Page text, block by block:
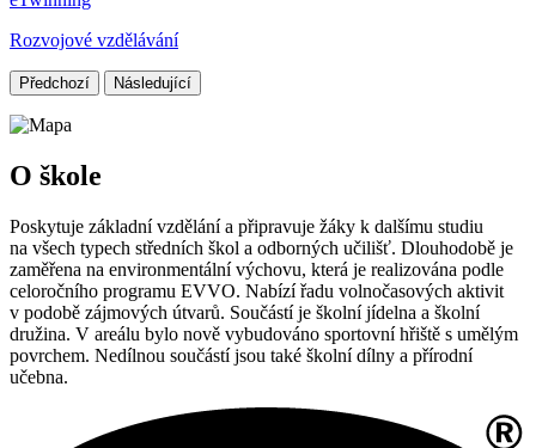
Rozvojové vzdělávání
Předchozí Následující
O škole
Poskytuje základní vzdělání a připravuje žáky k dalšímu studiu
na všech typech středních škol a odborných učilišť. Dlouhodobě je
zaměřena na environmentální výchovu, která je realizována podle
celoročního programu EVVO. Nabízí řadu volnočasových aktivit
v podobě zájmových útvarů. Součástí je školní jídelna a školní
družina. V areálu bylo nově vybudováno sportovní hřiště s umělým
povrchem. Nedílnou součástí jsou také školní dílny a přírodní
učebna.